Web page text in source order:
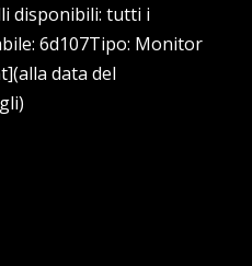
disponibili: tutti i
6d107Tipo: Monitor
data del